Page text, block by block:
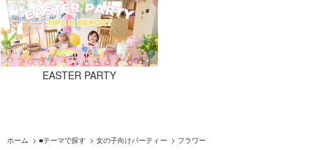
EASTER PARTY
ホーム > ■テーマで探す > 女の子向けパーティー > フラワー